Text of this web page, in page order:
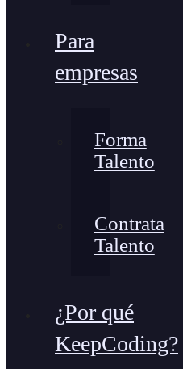
Para
empresas
Forma
Talento
Contrata
Talento
¿Por qué
KeepCoding?